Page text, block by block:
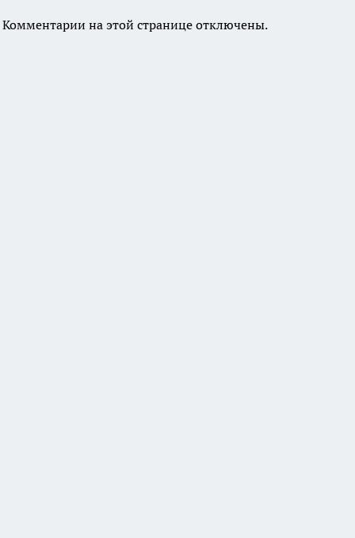
Комментарии на этой странице отключены.